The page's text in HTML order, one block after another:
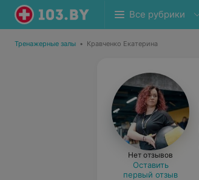
Все рубрики
Тренажерные залы • Кравченко Екатерина
Нет отзывов
Оставить
первый отзыв